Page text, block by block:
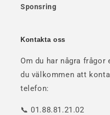
Sponsring
Kontakta oss
Om du har några
du välkommen att
telefon:
📞 01.88.81.21.02